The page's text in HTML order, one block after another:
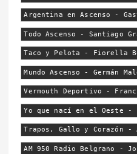
Argentina en Ascenso -
Todo Ascenso - Santiago
Taco y Pelota - Fiorella
Mundo Ascenso - Germán
Vermouth Deportivo -
Yo que nací en el Oeste -
Trapos, Gallo y Corazón -
AM 950 Radio Belgrano -